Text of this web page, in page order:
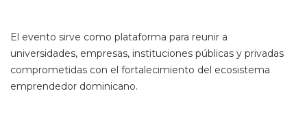
El evento sirve como plataforma para reunir a
universidades, empresas, instituciones públicas y privadas
comprometidas con el fortalecimiento del ecosistema
emprendedor dominicano.